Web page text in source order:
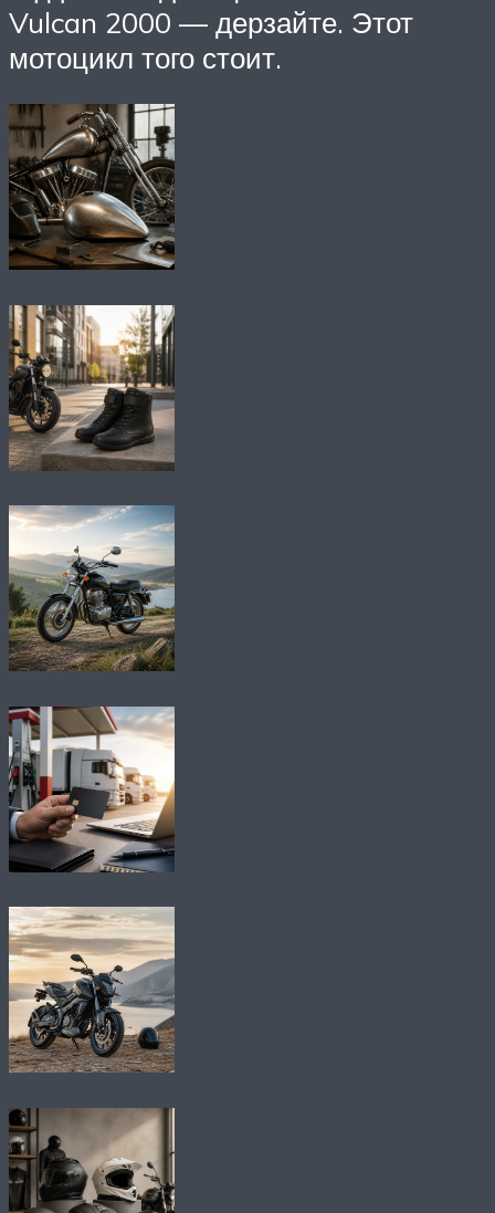
Vulcan 2000 — дерзайте. Этот
мотоцикл того стоит.